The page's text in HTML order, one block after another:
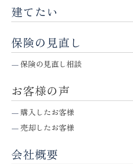
建てたい
保険の見直し
保険の見直し相談
お客様の声
購入したお客様
売却したお客様
会社概要